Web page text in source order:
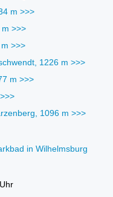
m >>>
m >>>
>>>
1226 m >>>
m >>>
1096 m >>>
in Wilhelmsburg